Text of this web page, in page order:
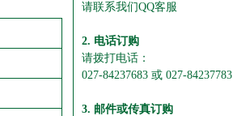
请联系我们QQ客服
2. 电话订购
请拨打电话：
027-84237683 或 027-84237783
3. 邮件或传真订购